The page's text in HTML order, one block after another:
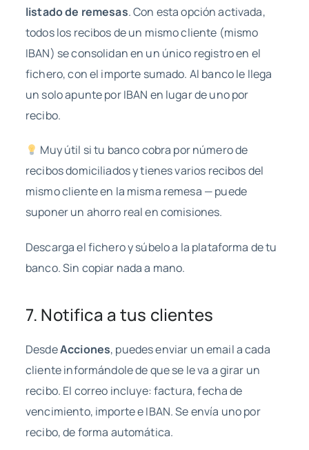
listado de remesas. Con esta opción activada,
todos los recibos de un mismo cliente (mismo
IBAN) se consolidan en un único registro en el
fichero, con el importe sumado. Al banco le llega
un solo apunte por IBAN en lugar de uno por
recibo.
Muy útil si tu banco cobra por número de
recibos domiciliados y tienes varios recibos del
mismo cliente en la misma remesa — puede
suponer un ahorro real en comisiones.
Descarga el fichero y súbelo a la plataforma de tu
banco. Sin copiar nada a mano.
7. Notifica a tus clientes
DesdeAcciones, puedes enviar un email a cada
cliente informándole de que se le va a girar un
recibo. El correo incluye: factura, fecha de
vencimiento, importe e IBAN. Se envía uno por
recibo, de forma automática.